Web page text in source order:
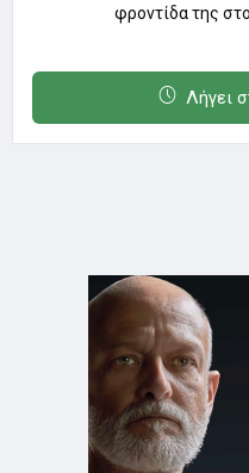
φροντίδα της
Λήγει